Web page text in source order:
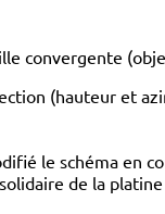
convergente
(hauteur et
le schéma en
de la platine